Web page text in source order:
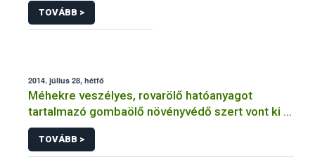
TOVÁBB >
2014. július 28, hétfő
Méhekre veszélyes, rovarölő hatóanyagot
tartalmazó gombaölő növényvédő szert vont ki a
forgalomból a NÉBIH
TOVÁBB >